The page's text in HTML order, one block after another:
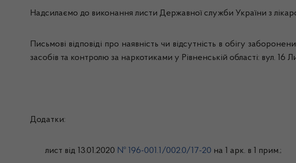
Надсилаємо до виконання листи Державної служби України з
Письмові відповіді про наявність чи відсутність в обігу
засобів та контролю за наркотиками у Рівненській області: вул.
Додатки:
лист від 13.01.2020 № 196-001.1/002.0/17-20 на 1 арк. в 1 прим.;